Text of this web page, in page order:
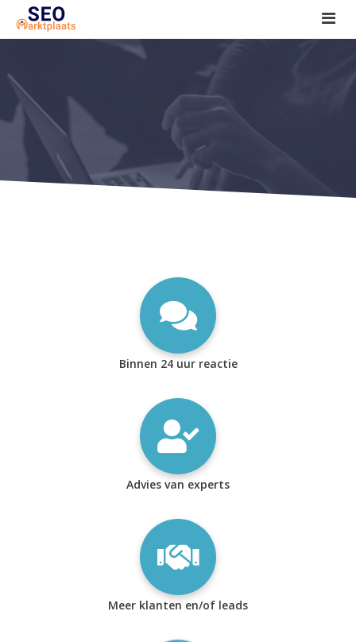
SEO tools reviews
Marketeer bij jou in de buurt?
Offerte
1. Seo voor beginners +
2. Onderzoeken +
Binnen 24 uur reactie
Advies van experts
Meer klanten en/of leads